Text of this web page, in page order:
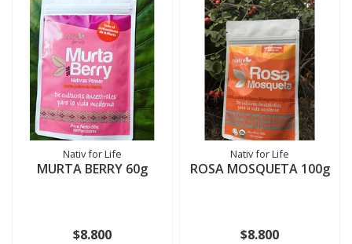
Nativ for Life
MURTA BERRY 60g
$8.800
Nativ for Life
ROSA MOSQUETA 100g
$8.800